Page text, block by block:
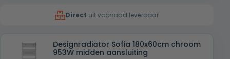
€ 205,00.€ 149,00.
Direct uit voorraad leverbaar
Designradiator Sofia 180x60cm chroom
953W midden aansluiting